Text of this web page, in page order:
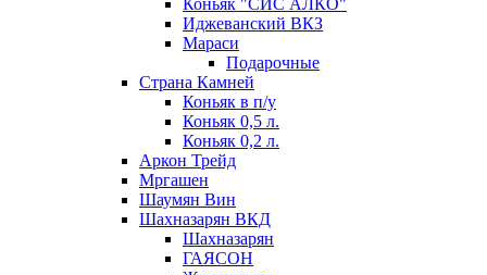
Коньяк "СИС АЛКО"
Иджеванский ВКЗ
Мараси
Подарочные
Страна Камней
Коньяк в п/у
Коньяк 0,5 л.
Коньяк 0,2 л.
Аркон Трейд
Мргашен
Шаумян Вин
Шахназарян ВКД
Шахназарян
ГАЯСОН